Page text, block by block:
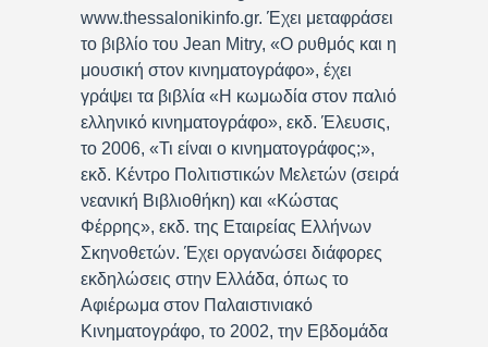
www.thessalonikinfo.gr. Έχει μεταφράσει
το βιβλίο του Jean Mitry, «Ο ρυθμός και η
μουσική στον κινηματογράφο», έχει
γράψει τα βιβλία «Η κωμωδία στον παλιό
ελληνικό κινηματογράφο», εκδ. Έλευσις,
το 2006, «Τι είναι ο κινηματογράφος;»,
εκδ. Κέντρο Πολιτιστικών Μελετών (σειρά
νεανική Βιβλιοθήκη) και «Κώστας
Φέρρης», εκδ. της Εταιρείας Ελλήνων
Σκηνοθετών. Έχει οργανώσει διάφορες
εκδηλώσεις στην Ελλάδα, όπως το
Αφιέρωμα στον Παλαιστινιακό
Κινηματογράφο, το 2002, την Εβδομάδα